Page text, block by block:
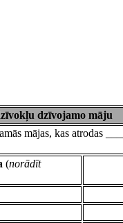
dzīvojamo māju
mājas, kas atrodas
(norādīt